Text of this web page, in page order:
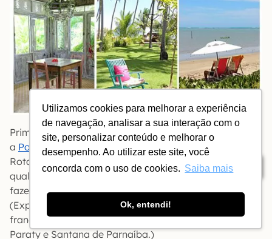
Utilizamos cookies para melhorar a experiência
de navegação, analisar a sua interação com o
site, personalizar conteúdo e melhorar o
desempenho. Ao utilizar este site, você
concorda com o uso de cookies. Saiba mais
Ok, entendi!
Índice
Primeira pousada a se instalar na Praia do Patacho
a Pousada Patacho é a mais fotogênica de toda a
Rota. Se uma equipe da Elle Décor francesa chegar a
qualquer momento sem aviso prévio, não precisará
fazer nenhuma produção para realizar sua matéria.
(Explica-se: Christian, o dono, é um diretor de arte
francês há muitos anos no Brasil, com passagens por
Paraty e Santana de Parnaíba.)